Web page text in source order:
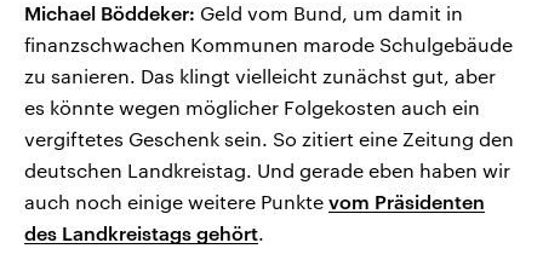
Michael Böddeker: Geld vom Bund, um damit in
finanzschwachen Kommunen marode Schulgebäude
zu sanieren. Das klingt vielleicht zunächst gut, aber
es könnte wegen möglicher Folgekosten auch ein
vergiftetes Geschenk sein. So zitiert eine Zeitung den
deutschen Landkreistag. Und gerade eben haben wir
auch noch einige weitere Punkte vom Präsidenten
des Landkreistags gehört.